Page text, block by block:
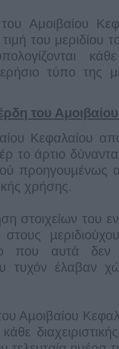
Αμοιβαίου
του μεριδίου
τύπο της
του
Κεφαλαίου
άρτιο
προηγουµένως
χρήσης.
στοιχείων του
στους
αυτά δεν
τυχόν έλαβαν
Αµοιβαίου